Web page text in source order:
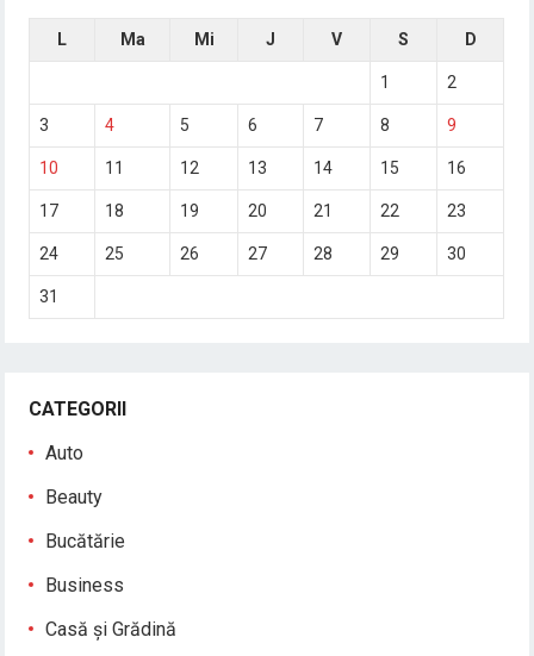
L Ma Mi J V S D
1 2
3 4 5 6 7 8 9
10 11 12 13 14 15 16
17 18 19 20 21 22 23
24 25 26 27 28 29 30
31
CATEGORII
Auto
Beauty
Bucătărie
Business
Casă și Grădină